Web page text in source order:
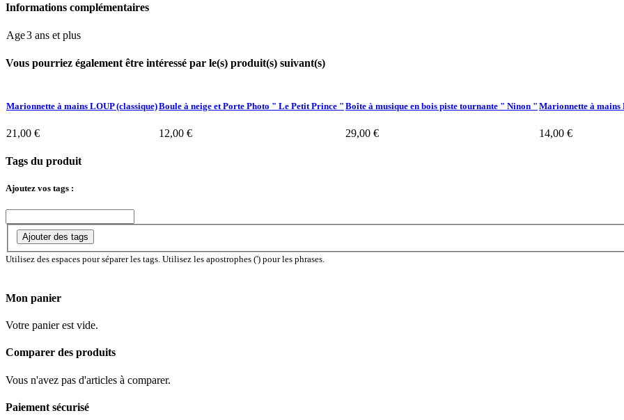
Informations complémentaires
Age3 ans et plus
Vous pourriez également être intéressé par le(s) produit(s) suivant(s)
Marionnette à mains LOUP (classique)
21,00 €
Boule à neige et Porte Photo " Le Petit Prince "
12,00 €
Boîte à musique en bois piste tournante " Ninon "
29,00 €
Marionnette à mains
14,00 €
Tags du produit
Ajoutez vos tags :
Ajouter des tags
Utilisez des espaces pour séparer les tags. Utilisez les apostrophes (') pour les phrases.
Mon panier
Votre panier est vide.
Comparer des produits
Vous n'avez pas d'articles à comparer.
Paiement sécurisé